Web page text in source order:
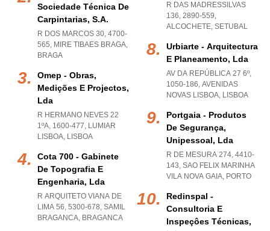
Sociedade Técnica De
Carpintarias, S.a.
R DOS MARCOS 30, 4700-
565, MIRE TIBAES BRAGA,
BRAGA
Omep - Obras,
Medições E Projectos,
Lda
R HERMANO NEVES 22
1ºA, 1600-477, LUMIAR
LISBOA, LISBOA
Cota 700 - Gabinete
De Topografia E
Engenharia, Lda
R ARQUITETO VIANA DE
LIMA 56, 5300-678, SAMIL
BRAGANCA, BRAGANCA
R DAS MADRESSILVAS
136, 2890-559,
ALCOCHETE, SETUBAL
Urbiarte - Arquitectura
E Planeamento, Lda
AV DA REPÚBLICA 27 6º,
1050-186, AVENIDAS
NOVAS LISBOA, LISBOA
Portgaia - Produtos
De Segurança,
Unipessoal, Lda
R DE MESURA 274, 4410-
143, SAO FELIX MARINHA
VILA NOVA GAIA, PORTO
Redinspal -
Consultoria E
Inspeçôes Técnicas,